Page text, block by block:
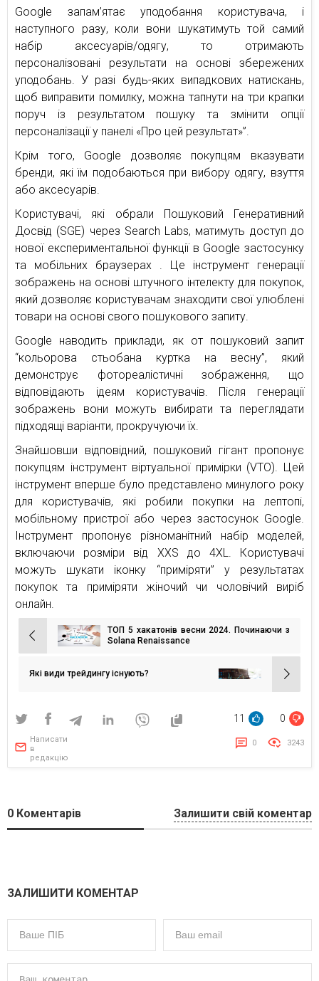
Google запам’ятає уподобання користувача, і
наступного разу, коли вони шукатимуть той самий
набір аксесуарів/одягу, то отримають
персоналізовані результати на основі збережених
уподобань. У разі будь-яких випадкових натискань,
щоб виправити помилку, можна тапнути на три крапки
поруч із результатом пошуку та змінити опції
персоналізації у панелі «Про цей результат»”.
Крім того, Google дозволяє покупцям вказувати
бренди, які їм подобаються при вибору одягу, взуття
або аксесуарів.
Користувачі, які обрали Пошуковий Генеративний
Досвід (SGE) через Search Labs, матимуть доступ до
нової експериментальної функції в Google застосунку
та мобільних браузерах . Це інструмент генерації
зображень на основі штучного інтелекту для покупок,
який дозволяє користувачам знаходити свої улюблені
товари на основі свого пошукового запиту.
Google наводить приклади, як от пошуковий запит
“кольорова стьобана куртка на весну”, який
демонструє фотореалістичні зображення, що
відповідають ідеям користувачів. Після генерації
зображень вони можуть вибирати та переглядати
підходящі варіанти, прокручуючи їх.
Знайшовши відповідний, пошуковий гігант пропонує
покупцям інструмент віртуальної примірки (VTO). Цей
інструмент вперше було представлено минулого року
для користувачів, які робили покупки на лептопі,
мобільному пристрої або через застосунок Google.
Інструмент пропонує різноманітний набір моделей,
включаючи розміри від XXS до 4XL. Користувачі
можуть шукати іконку “приміряти” у результатах
покупок та приміряти жіночий чи чоловічий виріб
онлайн.
Навігація
записів
ТОП 5 хакатонів весни 2024. Починаючи з
Solana Renaissance
Які види трейдингу існують?
11 0
Написати
в
редакцію
0 3243
0 Коментарів Залишити свій коментар
ЗАЛИШИТИ КОМЕНТАР